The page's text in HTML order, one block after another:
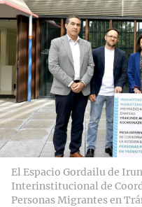
El Espacio Gordailu de
Interinstitucional de
Personas Migrantes en